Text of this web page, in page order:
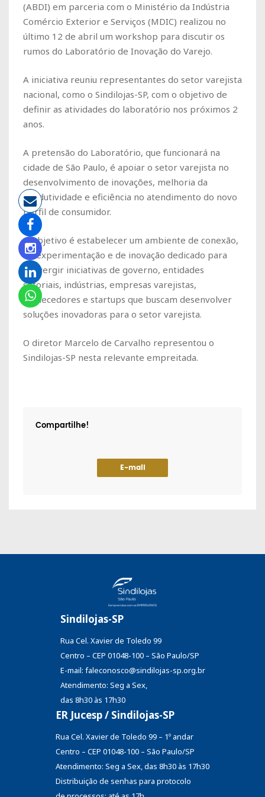
(ABDI) em parceria com o Ministério da Indústria
Comércio Exterior e Serviços (MDIC) realizou no
último 12 de abril um workshop para discutir os
rumos do Laboratório de Inovação do Varejo.
A iniciativa reuniu representantes do setor varejista
nacional, como o Sindilojas-SP, com o objetivo de
definir as atividades do laboratório nos próximos 2
anos.
A pretensão do Laboratório, que funcionará na
cidade de São Paulo, é apoiar o setor varejista no
desenvolvimento de inovações, melhoria da
produtividade e eficiência no atendimento do novo
perfil de consumidor.
O objetivo é estabelecer um ambiente de conexão,
de experimentação e de inovação dedicado para
convergir iniciativas de governo, entidades
setoriais, indústrias, empresas varejistas,
fornecedores e startups que buscam desenvolver
soluções inovadoras para o setor varejista.
O diretor Marcelo de Carvalho representou o
Sindilojas-SP nesta relevante empreitada.
Compartilhe!
E-mail
Sindilojas-SP
Rua Cel. Xavier de Toledo 99
Centro – CEP 01048-100 – São Paulo/SP
E-mail: faleconosco@sindilojas-sp.org.br
Atendimento: Seg a Sex,
das 8h30 às 17h30
ER Jucesp / Sindilojas-SP
Rua Cel. Xavier de Toledo 99 – 1º andar
Centro – CEP 01048-100 – São Paulo/SP
Atendimento: Seg a Sex, das 8h30 às 17h30
Distribuição de senhas para protocolo